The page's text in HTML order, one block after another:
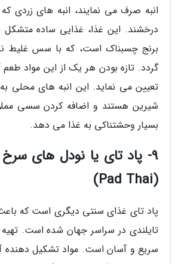
انبه صرف می نمایند، انبه های زردی
درخشند. این غذا، غذایی ساده متشکل
برنج چسبناک است، که با سس غلیط
گردد. تازه بودن هر یک از این مواد طعم
تعیین می نماید. این انبه های محلی
شیرین هستند و اضافه کردن سسی
بسیار وحشتناکی به غذا می دهد.
9- پاد تای یا نودل های
(Pad Thai)
پاد تای غذای سنتی دیگری است که
تایلندی در سراسر جهان شده است.
سریع و آسان است. مواد تشکیل دهنده